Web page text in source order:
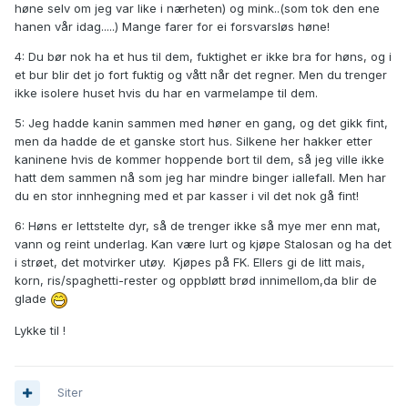
høne selv om jeg var like i nærheten) og mink..(som tok den ene
hanen vår idag.....) Mange farer for ei forsvarsløs høne!
4: Du bør nok ha et hus til dem, fuktighet er ikke bra for høns, og i
et bur blir det jo fort fuktig og vått når det regner. Men du trenger
ikke isolere huset hvis du har en varmelampe til dem.
5: Jeg hadde kanin sammen med høner en gang, og det gikk fint,
men da hadde de et ganske stort hus. Silkene her hakker etter
kaninene hvis de kommer hoppende bort til dem, så jeg ville ikke
hatt dem sammen nå som jeg har mindre binger iallefall. Men har
du en stor innhegning med et par kasser i vil det nok gå fint!
6: Høns er lettstelte dyr, så de trenger ikke så mye mer enn mat,
vann og reint underlag. Kan være lurt og kjøpe Stalosan og ha det
i strøet, det motvirker utøy. Kjøpes på FK. Ellers gi de litt mais,
korn, ris/spaghetti-rester og oppbløtt brød innimellom,da blir de
glade
Lykke til !
Siter